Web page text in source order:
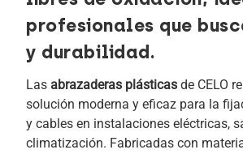
profesionales que
y durabilidad.
Las abrazaderas plásticas de CELO
solución moderna y eficaz para la
y cables en instalaciones eléctricas,
climatización. Fabricadas con